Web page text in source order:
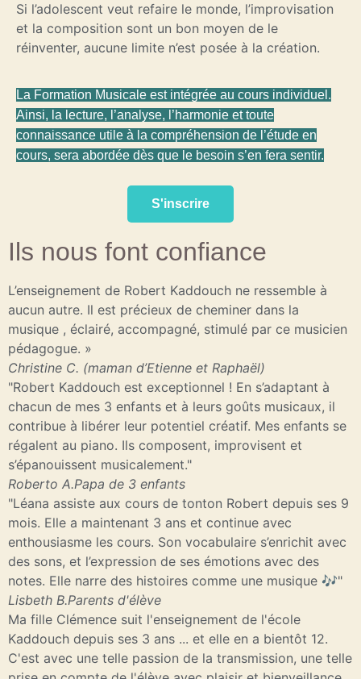
Si l’adolescent veut refaire le monde, l’improvisation
et la composition sont un bon moyen de le
réinventer, aucune limite n’est posée à la création.
La Formation Musicale est intégrée au cours individuel.
Ainsi, la lecture, l’analyse, l’harmonie et toute
connaissance utile à la compréhension de l’étude en
cours, sera abordée dès que le besoin s’en fera sentir.
S'inscrire
Ils nous font confiance
L’enseignement de Robert Kaddouch ne ressemble à
aucun autre. Il est précieux de cheminer dans la
musique , éclairé, accompagné, stimulé par ce musicien
pédagogue. »
Christine C. (maman d’Etienne et Raphaël)
"Robert Kaddouch est exceptionnel ! En s’adaptant à
chacun de mes 3 enfants et à leurs goûts musicaux, il
contribue à libérer leur potentiel créatif. Mes enfants se
régalent au piano. Ils composent, improvisent et
s’épanouissent musicalement."
Roberto A.Papa de 3 enfants
"Léana assiste aux cours de tonton Robert depuis ses 9
mois. Elle a maintenant 3 ans et continue avec
enthousiasme les cours. Son vocabulaire s’enrichit avec
des sons, et l’expression de ses émotions avec des
notes. Elle narre des histoires comme une musique 🎶"
Lisbeth B.Parents d'élève
Ma fille Clémence suit l'enseignement de l'école
Kaddouch depuis ses 3 ans ... et elle en a bientôt 12.
C'est avec une telle passion de la transmission, une telle